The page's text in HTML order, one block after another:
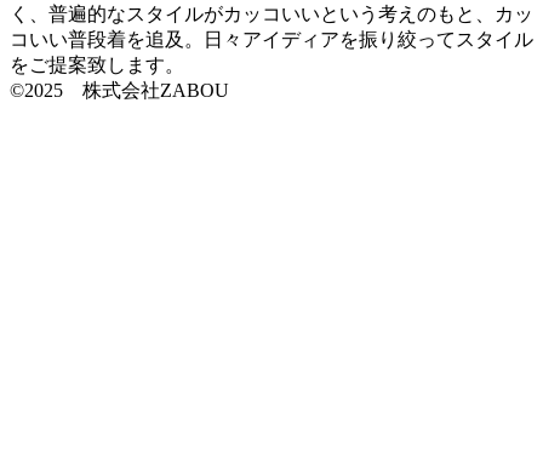
く、普遍的なスタイルがカッコいいという考えのもと、カッ
コいい普段着を追及。日々アイディアを振り絞ってスタイル
をご提案致します。
©2025 株式会社ZABOU